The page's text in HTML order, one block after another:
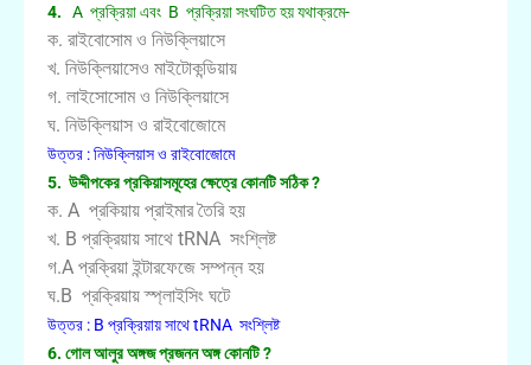
4.
A প্রক্রিয়া এবং B প্রক্রিয়া সংঘটিত হয় যথাক্রমে-
ক. রাইবোসোম ও নিউক্লিয়াসে
খ. নিউক্লিয়াসেও মাইটোকন্ডিয়ায়
গ. লাইসোসোম ও নিউক্লিয়াসে
ঘ. নিউক্লিয়াস ও রাইবোজোমে
উত্তর : নিউক্লিয়াস ও রাইবোজোমে
5. উদ্দীপকের প্রকিয়াসমূহের ক্ষেত্রে কোনটি সঠিক ?
ক. A প্রকিয়ায় প্রাইমার তৈরি হয়
খ. B প্রক্রিয়ায় সাথে tRNA সংশ্লিষ্ট
গ.A প্রক্রিয়া ইন্টারফেজে সম্পন্ন হয়
ঘ.B প্রক্রিয়ায় স্প্লাইসিং ঘটে
উত্তর : B প্রক্রিয়ায় সাথে tRNA সংশ্লিষ্ট
6. গোল আলুর অঙ্গজ প্রজনন অঙ্গ কোনটি ?